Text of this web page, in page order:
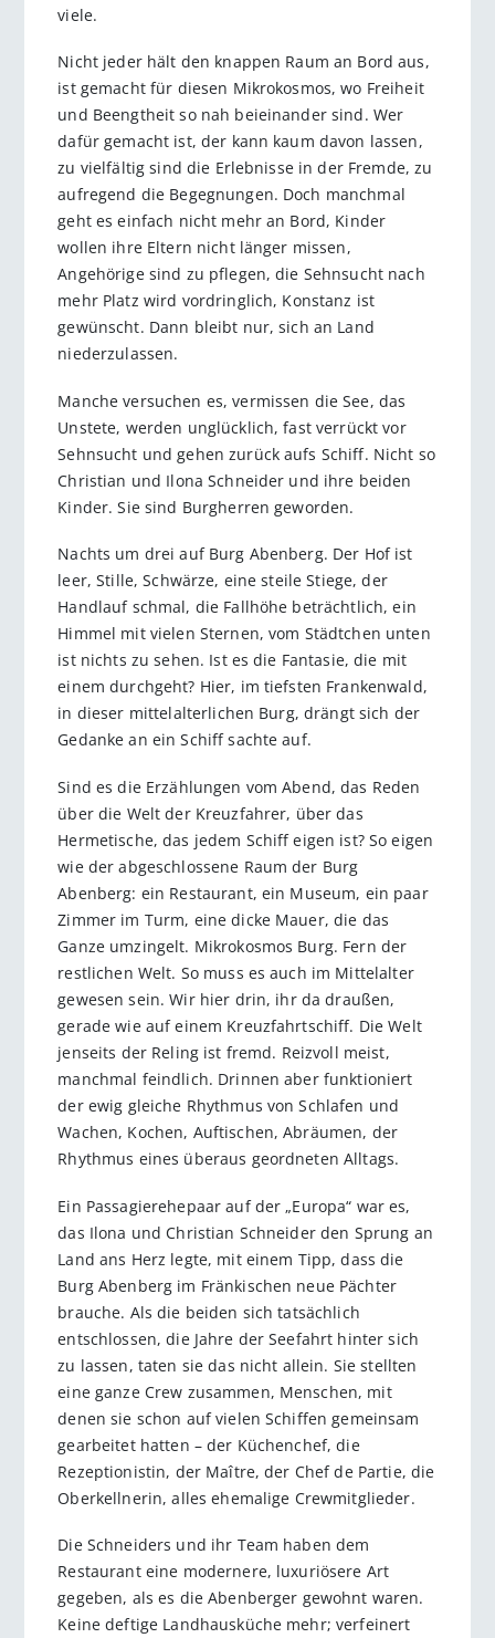
viele.
Nicht jeder hält den knappen Raum an Bord aus,
ist gemacht für diesen Mikrokosmos, wo Freiheit
und Beengtheit so nah beieinander sind. Wer
dafür gemacht ist, der kann kaum davon lassen,
zu vielfältig sind die Erlebnisse in der Fremde, zu
aufregend die Begegnungen. Doch manchmal
geht es einfach nicht mehr an Bord, Kinder
wollen ihre Eltern nicht länger missen,
Angehörige sind zu pflegen, die Sehnsucht nach
mehr Platz wird vordringlich, Konstanz ist
gewünscht. Dann bleibt nur, sich an Land
niederzulassen.
Manche versuchen es, vermissen die See, das
Unstete, werden unglücklich, fast verrückt vor
Sehnsucht und gehen zurück aufs Schiff. Nicht so
Christian und Ilona Schneider und ihre beiden
Kinder. Sie sind Burgherren geworden.
Nachts um drei auf Burg Abenberg. Der Hof ist
leer, Stille, Schwärze, eine steile Stiege, der
Handlauf schmal, die Fallhöhe beträchtlich, ein
Himmel mit vielen Sternen, vom Städtchen unten
ist nichts zu sehen. Ist es die Fantasie, die mit
einem durchgeht? Hier, im tiefsten Frankenwald,
in dieser mittelalterlichen Burg, drängt sich der
Gedanke an ein Schiff sachte auf.
Sind es die Erzählungen vom Abend, das Reden
über die Welt der Kreuzfahrer, über das
Hermetische, das jedem Schiff eigen ist? So eigen
wie der abgeschlossene Raum der Burg
Abenberg: ein Restaurant, ein Museum, ein paar
Zimmer im Turm, eine dicke Mauer, die das
Ganze umzingelt. Mikrokosmos Burg. Fern der
restlichen Welt. So muss es auch im Mittelalter
gewesen sein. Wir hier drin, ihr da draußen,
gerade wie auf einem Kreuzfahrtschiff. Die Welt
jenseits der Reling ist fremd. Reizvoll meist,
manchmal feindlich. Drinnen aber funktioniert
der ewig gleiche Rhythmus von Schlafen und
Wachen, Kochen, Auftischen, Abräumen, der
Rhythmus eines überaus geordneten Alltags.
Ein Passagierehepaar auf der „Europa“ war es,
das Ilona und Christian Schneider den Sprung an
Land ans Herz legte, mit einem Tipp, dass die
Burg Abenberg im Fränkischen neue Pächter
brauche. Als die beiden sich tatsächlich
entschlossen, die Jahre der Seefahrt hinter sich
zu lassen, taten sie das nicht allein. Sie stellten
eine ganze Crew zusammen, Menschen, mit
denen sie schon auf vielen Schiffen gemeinsam
gearbeitet hatten – der Küchenchef, die
Rezeptionistin, der Maître, der Chef de Partie, die
Oberkellnerin, alles ehemalige Crewmitglieder.
Die Schneiders und ihr Team haben dem
Restaurant eine modernere, luxuriösere Art
gegeben, als es die Abenberger gewohnt waren.
Keine deftige Landhausküche mehr; verfeinert